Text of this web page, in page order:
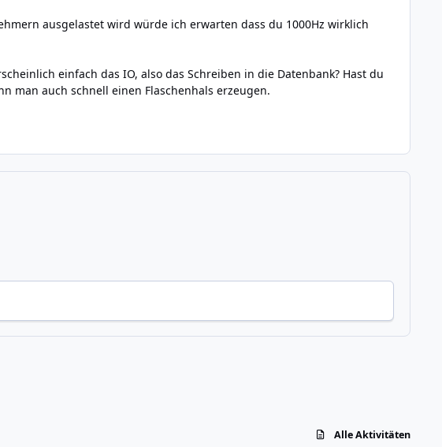
ausgelastet wird würde ich erwarten dass du 1000Hz wirklich
einfach das IO, also das Schreiben in die Datenbank? Hast du
man auch schnell einen Flaschenhals erzeugen.
Alle Aktivitäten